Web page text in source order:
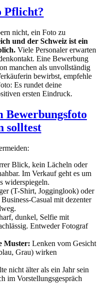
Pflicht?
nicht, ein Foto zu
und der Schweiz ist ein
Viele Personaler erwarten
Eine Bewerbung
manchen als unvollständig
bewirbst, empfehle
Es rundet deine
ersten Eindruck.
Bewerbungsfoto
solltest
Blick, kein Lächeln oder
Im Verkauf geht es um
widerspiegeln.
(T-Shirt, Jogginglook) oder
Casual mit dezenter
dunkel, Selfie mit
Entweder Fotograf
Muster: Lenken vom Gesicht
Grau) wirken
nicht älter als ein Jahr sein
im Vorstellungsgespräch